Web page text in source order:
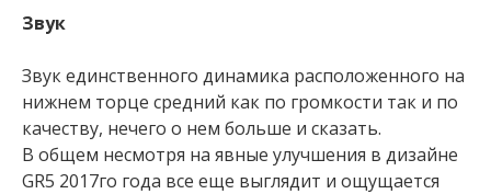
Звук
Звук единственного динамика расположенного на
нижнем торце средний как по громкости так и по
качеству, нечего о нем больше и сказать.
В общем несмотря на явные улучшения в дизайне
GR5 2017го года все еще выглядит и ощущается